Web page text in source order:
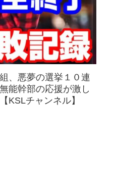
、悪夢の選挙１０連
能幹部の応援が激し
KSLチャンネル】